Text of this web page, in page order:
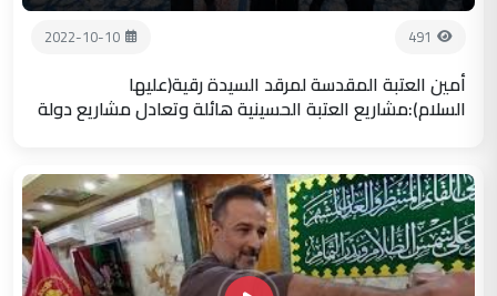
491
2022-10-10
أمين العتبة المقدسة لمرقد السيدة رقية(عليها
السلام):مشاريع العتبة الحسينية هائلة وتعادل مشاريع دولة